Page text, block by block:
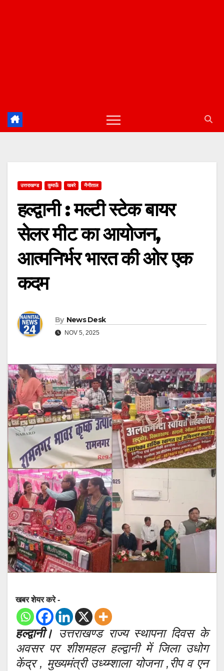
उत्तराखण्ड कुमाऊँ खबरे नैनीताल
हल्द्वानी : मल्टी स्टेक बायर
सेलर मीट का आयोजन,
आत्मनिर्भर भारत की ओर एक
कदम
By News Desk
NOV 5, 2025
खबर शेयर करे -
हल्द्वानी। उत्तराखण्ड राज्य स्थापना दिवस के
अवसर पर शीशमहल हल्द्वानी में जिला उधोग
केंद्र , मुख्यमंत्री उध्य्म्शाला योजना ,रीप व एन